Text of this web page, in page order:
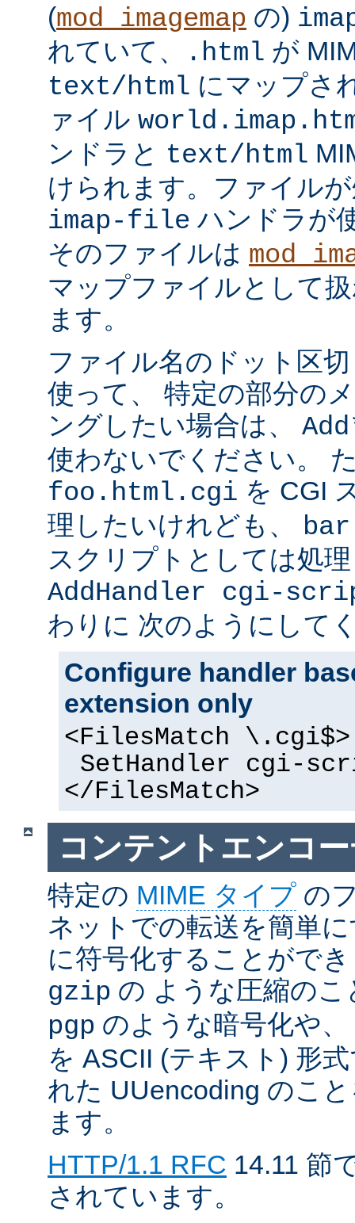
(mod_imagemap の)
れていて、
.html が
text/html にマップさ
ァイル
ンドラと text/html
けられます。ファイル
imap-file ハンドラが
そのファイルは
マップファイルとして
ます。
ファイル名のドット区
使って、 特定の部分の
ングしたい場合は、
使わないでください。
foo.html.cgi を CGI
理したいけれども、
スクリプトとしては処
AddHandler cgi-
わりに 次のようにして
Configure handler
extension only
<FilesMatch \.cgi$>
SetHandler cgi-
</FilesMatch>
コンテントエンコ
特定の MIME タイプ の
ネットでの転送を簡単
に符号化することがで
gzip の ような圧縮の
pgp のような暗号化や
を ASCII (テキスト) 形
れた UUencoding のこ
ます。
HTTP/1.1 RFC 14.11 節
されています。